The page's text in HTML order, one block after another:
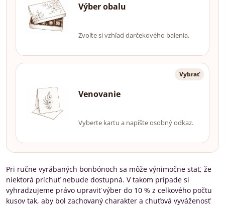
Výber obalu
Zvoľte si vzhľad darčekového balenia.
Vybrať
Venovanie
Vyberte kartu a napíšte osobný odkaz.
Pri ručne vyrábaných bonbónoch sa môže výnimočne stať, že
niektorá príchuť nebude dostupná. V takom prípade si
vyhradzujeme právo upraviť výber do 10 % z celkového počtu
kusov tak, aby bol zachovaný charakter a chuťová vyváženosť